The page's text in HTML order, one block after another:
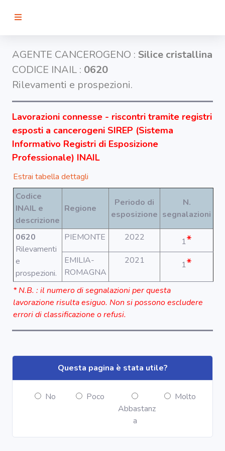
Agenti
Lavorazioni
Organi
bersaglio
Visualizza
Segnala dati
rilevati in
azienda
area riservata
Torna alla
Home
AGENTE CANCEROGENO : Silice cristallina
CODICE INAIL : 0620
Rilevamenti e prospezioni.
Lavorazioni connesse - riscontri tramite registri
esposti a cancerogeni SIREP (Sistema
Informativo Registri di Esposizione
Professionale) INAIL
Estrai tabella dettagli
Codice
INAIL e
descrizione
Regione
Periodo di
esposizione
N.
segnalazioni
0620
Rilevamenti
e
prospezioni.
PIEMONTE 2022 1*
EMILIA-
ROMAGNA
2021 1*
* N.B. : il numero di segnalazioni per questa
lavorazione risulta esiguo. Non si possono escludere
errori di classificazione o refusi.
Questa pagina è stata utile?
No
Poco
Abbastanz
a
Molto